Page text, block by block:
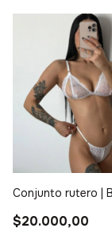
Conjunto rutero |
$20.000,00